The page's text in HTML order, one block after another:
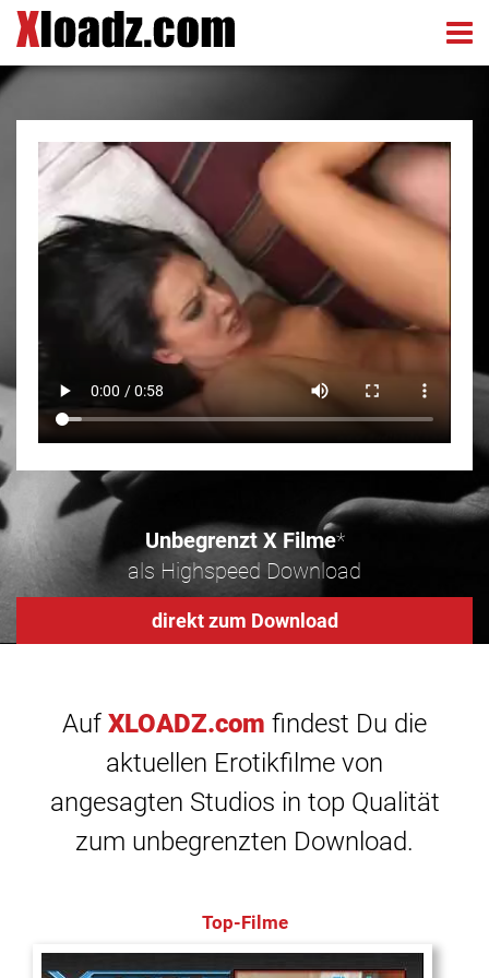
Unbegrenzt X Filme*
als Highspeed Download
direkt zum Download
Auf XLOADZ.com findest Du die
aktuellen Erotikfilme von
angesagten Studios in top Qualität
zum unbegrenzten Download.
Top-Filme